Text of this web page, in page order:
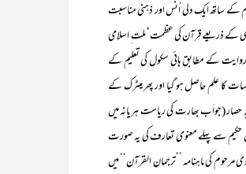
کے ساتھ ایک دلی اُنس اور ذہنی مناسبت
کے ذریعے قرآن کی عظمت‘ ّملت ِ اسلامی
روایت کے مطابق ہائی سکول کی تعلیم کے
کا علم حاصل ہو گیا اور پھر میٹرک کے
ایک ماہ قصبہ حصار (جواَب بھارت کی ریاست ہریانہ میں
حکیم سے پہلے معنوی تعارف کی یہ صورت
مرحوم کی ماہنامہ ’’ترجمان القرآن‘‘ میں